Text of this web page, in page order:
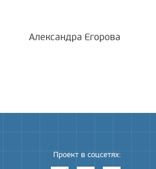
Александра Егорова
Проект в соцсетях: